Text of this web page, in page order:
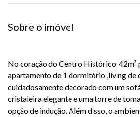
Sobre o imóvel
No coração do Centro Histórico, 42m²
apartamento de 1 dormitório ,living de
cuidadosamente decorado com um
cristaleira elegante e uma torre de
opção de indução. Além disso, o